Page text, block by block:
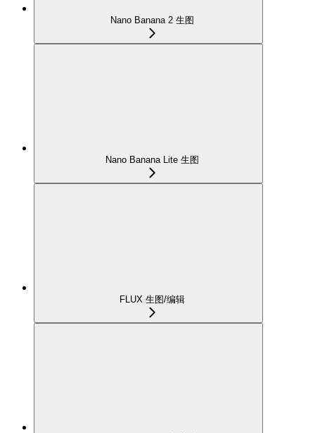
Nano Banana 2 生图
Nano Banana Lite 生图
FLUX 生图/编辑